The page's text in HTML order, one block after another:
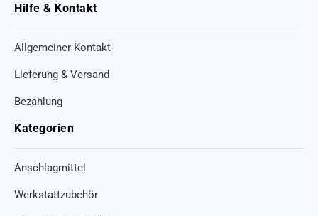
Hilfe & Kontakt
Allgemeiner Kontakt
Lieferung & Versand
Bezahlung
Kategorien
Anschlagmittel
Werkstattzubehör